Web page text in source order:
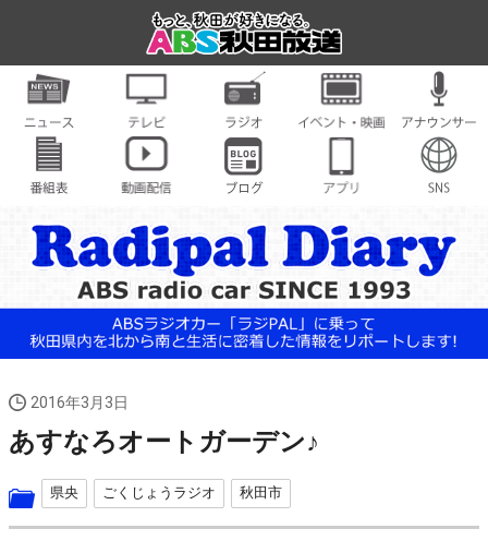
2016年3月3日
あすなろオートガーデン♪
県央 ごくじょうラジオ 秋田市